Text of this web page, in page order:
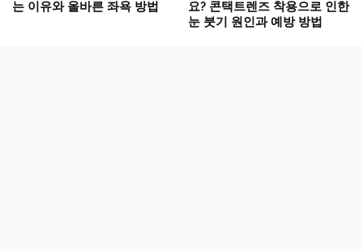
는 이유와 올바른 좌욕 방법
요? 콘택트렌즈 착용으로 인한
눈 붓기 원인과 예방 방법